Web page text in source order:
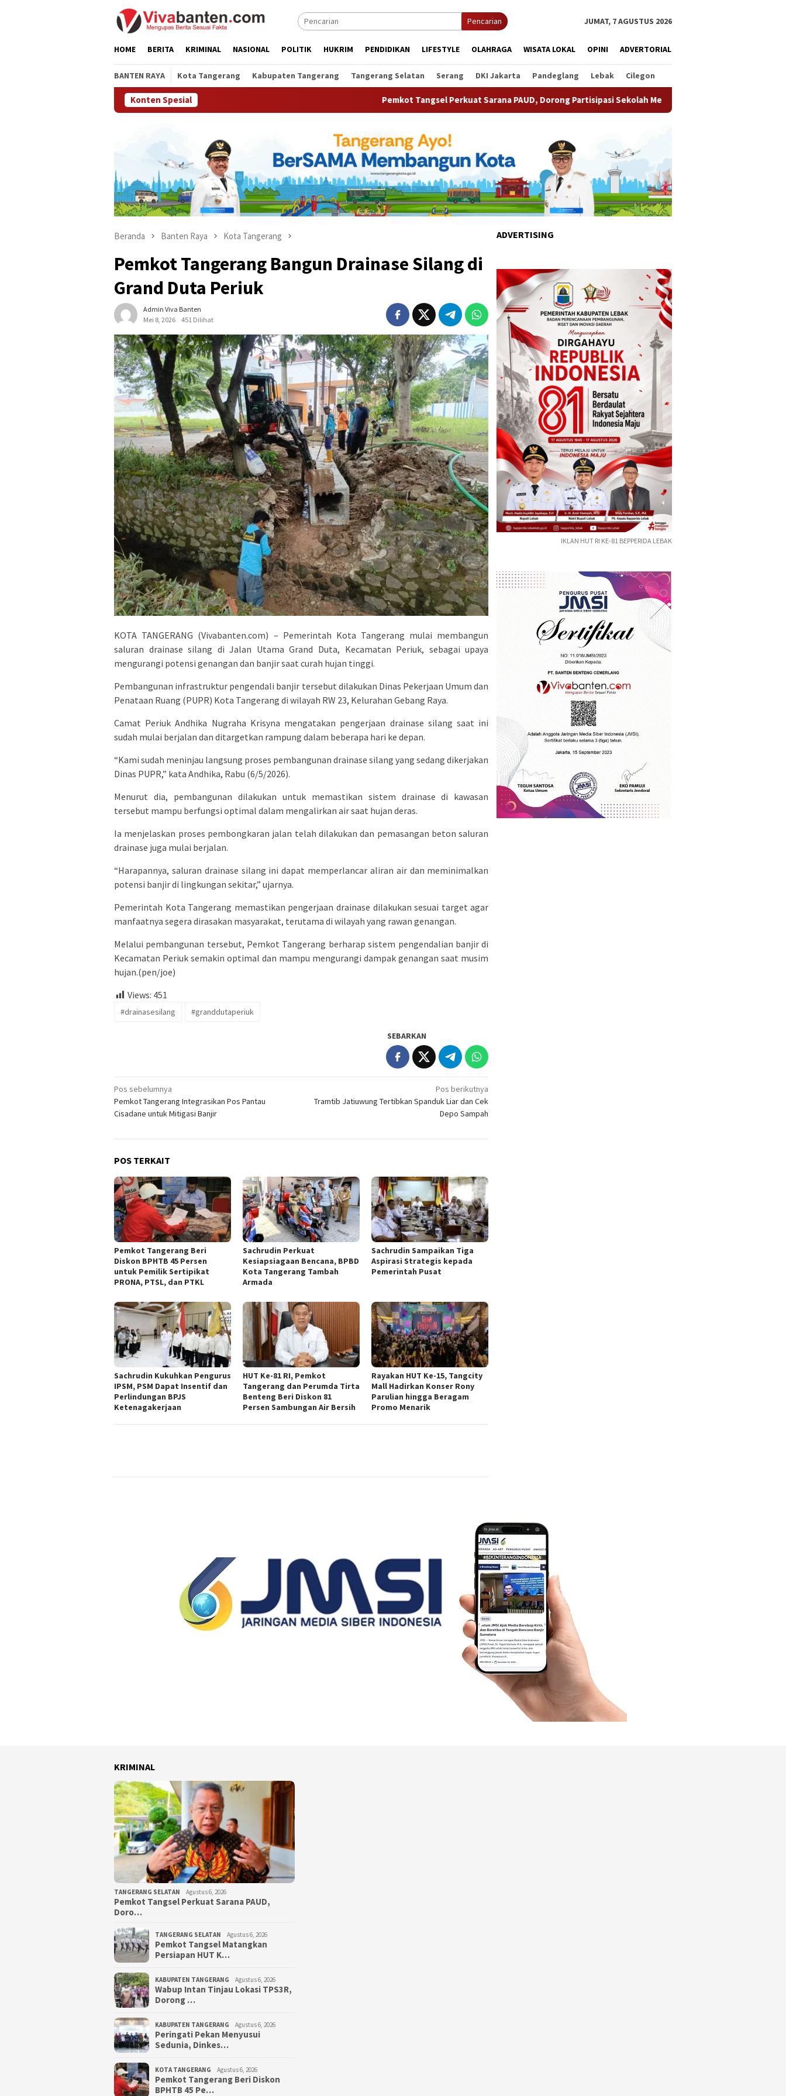
Pencarian JUMAT, 7 AGUSTUS 2026
HOME BERITA KRIMINAL NASIONAL POLITIK HUKRIM PENDIDIKAN LIFESTYLE OLAHRAGA WISATA LOKAL OPINI ADVERTORIAL
BANTEN RAYA Kota Tangerang Kabupaten Tangerang Tangerang Selatan Serang DKI Jakarta Pandeglang Lebak Cilegon
Konten Spesial Pemkot Tangsel Perkuat Sarana PAUD, Dorong Partisipasi Sekolah Meningkat Pemkot Tangsel Matangkan
Beranda Banten Raya Kota Tangerang
Pemkot Tangerang Bangun Drainase Silang di
Grand Duta Periuk
Admin Viva Banten
Mei 8, 2026
451 Dilihat
KOTA TANGERANG (Vivabanten.com) – Pemerintah Kota Tangerang mulai membangun
saluran drainase silang di Jalan Utama Grand Duta, Kecamatan Periuk, sebagai upaya
mengurangi potensi genangan dan banjir saat curah hujan tinggi.
Pembangunan infrastruktur pengendali banjir tersebut dilakukan Dinas Pekerjaan Umum dan
Penataan Ruang (PUPR) Kota Tangerang di wilayah RW 23, Kelurahan Gebang Raya.
Camat Periuk Andhika Nugraha Krisyna mengatakan pengerjaan drainase silang saat ini
sudah mulai berjalan dan ditargetkan rampung dalam beberapa hari ke depan.
“Kami sudah meninjau langsung proses pembangunan drainase silang yang sedang dikerjakan
Dinas PUPR,” kata Andhika, Rabu (6/5/2026).
Menurut dia, pembangunan dilakukan untuk memastikan sistem drainase di kawasan
tersebut mampu berfungsi optimal dalam mengalirkan air saat hujan deras.
Ia menjelaskan proses pembongkaran jalan telah dilakukan dan pemasangan beton saluran
drainase juga mulai berjalan.
“Harapannya, saluran drainase silang ini dapat memperlancar aliran air dan meminimalkan
potensi banjir di lingkungan sekitar,” ujarnya.
Pemerintah Kota Tangerang memastikan pengerjaan drainase dilakukan sesuai target agar
manfaatnya segera dirasakan masyarakat, terutama di wilayah yang rawan genangan.
Melalui pembangunan tersebut, Pemkot Tangerang berharap sistem pengendalian banjir di
Kecamatan Periuk semakin optimal dan mampu mengurangi dampak genangan saat musim
hujan.(pen/joe)
Views: 451
#drainasesilang #granddutaperiuk
SEBARKAN
Navigasi
pos
Pos sebelumnya
Pemkot Tangerang Integrasikan Pos Pantau
Cisadane untuk Mitigasi Banjir
Pos berikutnya
Tramtib Jatiuwung Tertibkan Spanduk Liar dan Cek
Depo Sampah
POS TERKAIT
Pemkot Tangerang Beri
Diskon BPHTB 45 Persen
untuk Pemilik Sertipikat
PRONA, PTSL, dan PTKL
Sachrudin Perkuat
Kesiapsiagaan Bencana, BPBD
Kota Tangerang Tambah
Armada
Sachrudin Sampaikan Tiga
Aspirasi Strategis kepada
Pemerintah Pusat
Sachrudin Kukuhkan Pengurus
IPSM, PSM Dapat Insentif dan
Perlindungan BPJS
Ketenagakerjaan
HUT Ke-81 RI, Pemkot
Tangerang dan Perumda Tirta
Benteng Beri Diskon 81
Persen Sambungan Air Bersih
Rayakan HUT Ke-15, Tangcity
Mall Hadirkan Konser Rony
Parulian hingga Beragam
Promo Menarik
ADVERTISING
IKLAN HUT RI KE-81 BEPPERIDA LEBAK
KRIMINAL
TANGERANG SELATAN Agustus 6, 2026
Pemkot Tangsel Perkuat Sarana PAUD,
Doro…
TANGERANG SELATAN Agustus 6, 2026
Pemkot Tangsel Matangkan
Persiapan HUT K…
KABUPATEN TANGERANG Agustus 6, 2026
Wabup Intan Tinjau Lokasi TPS3R,
Dorong …
KABUPATEN TANGERANG Agustus 6, 2026
Peringati Pekan Menyusui
Sedunia, Dinkes…
KOTA TANGERANG Agustus 6, 2026
Pemkot Tangerang Beri Diskon
BPHTB 45 Pe…